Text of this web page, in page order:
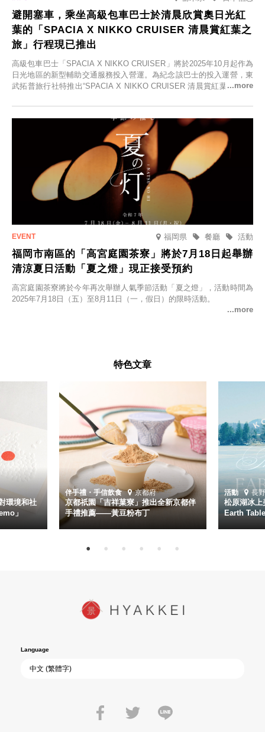
避開塞車，乘坐高級包車巴士於清晨欣賞奧日光紅
葉的「SPACIA X NIKKO CRUISER 清晨賞紅葉之
旅」行程現已推出
高級包車巴士「SPACIA X NIKKO CRUISER」將於2025年10月起作為
日光地區的新型輔助交通服務投入營運。為紀念該巴士的投入運營，東
武拓普旅行社特推出“SPACIA X NIKKO CRUISER 清晨賞紅葉之旅”，
福岡県 活動
餐廳
福岡市南區的「高宮庭園茶寮」將於7月18日起舉辦
清涼夏日活動「夏之燈」現正接受預約
高宮庭園茶寮將於今年再次舉辦人氣季節活動「夏之燈」，活動時間為
2025年7月18日（五）至8月11日（一，假日）的限時活動。
特色文章
環境和社
」
伴手禮・手信飲食 京都府
京都祇園「吉祥菓寮」推出全新京都伴
手禮推薦——黃豆粉布丁
活動 長
松原湖冰
Earth
Language